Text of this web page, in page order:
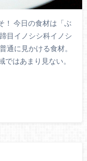
！ 今日の食材は「ぶ
目イノシシ科イノシ
通に見かける食材。
はあまり見ない。